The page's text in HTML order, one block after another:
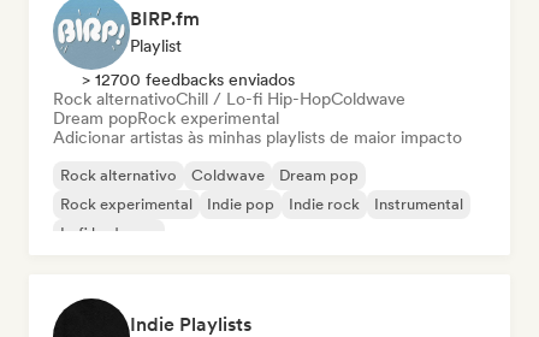
BIRP.fm
Playlist
> 12700 feedbacks enviados
Rock alternativoChill / Lo-fi Hip-HopColdwave
Dream popRock experimental
Adicionar artistas às minhas playlists de maior impacto
Rock alternativo Coldwave
Dream pop
Rock experimental
Indie pop Indie rock
Instrumental
Lofi bedroom
Indie Playlists